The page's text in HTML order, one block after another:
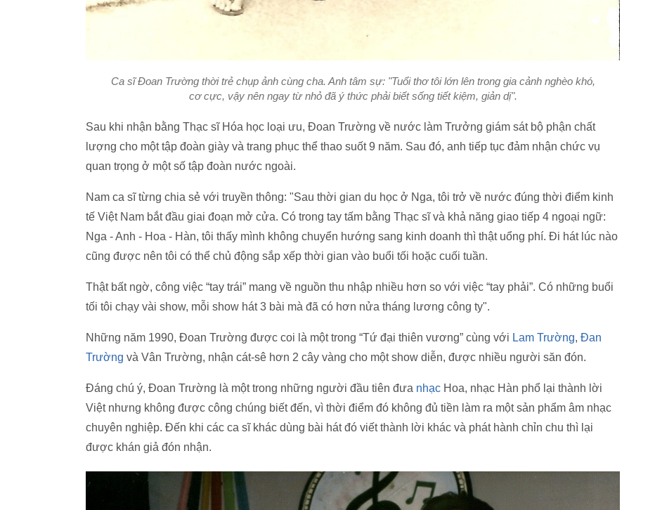
Ca sĩ Đoan Trường thời trẻ chụp ảnh cùng cha. Anh tâm sự: "Tuổi thơ tôi lớn lên trong gia cảnh nghèo khó,
cơ cực, vậy nên ngay từ nhỏ đã ý thức phải biết sống tiết kiệm, giản dị".
Sau khi nhận bằng Thạc sĩ Hóa học loại ưu, Đoan Trường về nước làm Trưởng giám sát bộ phận chất
lượng cho một tập đoàn giày và trang phục thể thao suốt 9 năm. Sau đó, anh tiếp tục đảm nhận chức vụ
quan trọng ở một số tập đoàn nước ngoài.
Nam ca sĩ từng chia sẻ với truyền thông: "Sau thời gian du học ở Nga, tôi trở về nước đúng thời điểm kinh
tế Việt Nam bắt đầu giai đoạn mở cửa. Có trong tay tấm bằng Thạc sĩ và khả năng giao tiếp 4 ngoại ngữ:
Nga - Anh - Hoa - Hàn, tôi thấy mình không chuyển hướng sang kinh doanh thì thật uổng phí. Đi hát lúc nào
cũng được nên tôi có thể chủ động sắp xếp thời gian vào buổi tối hoặc cuối tuần.
Thật bất ngờ, công việc “tay trái” mang về nguồn thu nhập nhiều hơn so với việc “tay phải”. Có những buổi
tối tôi chạy vài show, mỗi show hát 3 bài mà đã có hơn nửa tháng lương công ty".
Những năm 1990, Đoan Trường được coi là một trong “Tứ đại thiên vương” cùng với Lam Trường, Đan
Trường và Vân Trường, nhận cát-sê hơn 2 cây vàng cho một show diễn, được nhiều người săn đón.
Đáng chú ý, Đoan Trường là một trong những người đầu tiên đưa nhạc Hoa, nhạc Hàn phổ lại thành lời
Việt nhưng không được công chúng biết đến, vì thời điểm đó không đủ tiền làm ra một sản phẩm âm nhạc
chuyên nghiệp. Đến khi các ca sĩ khác dùng bài hát đó viết thành lời khác và phát hành chỉn chu thì lại
được khán giả đón nhận.